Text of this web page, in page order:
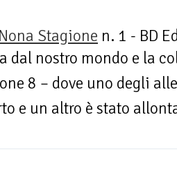
Stagione n. 1 - BD
dal nostro mondo e la
8 – dove uno degli
e un altro è stato